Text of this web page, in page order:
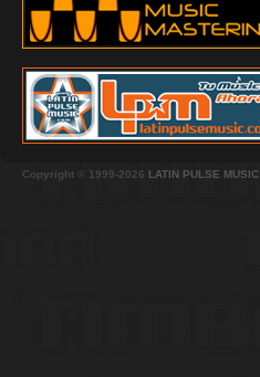
Copyright © 1999-2026 LATIN PULSE MUSIC